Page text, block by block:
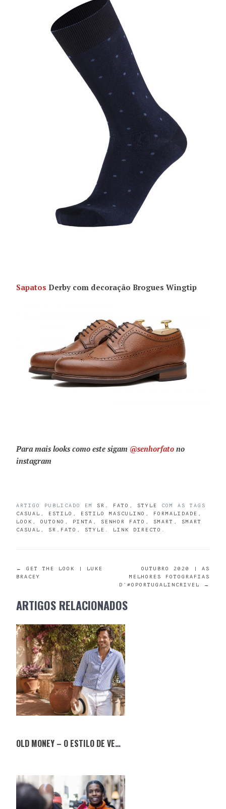
Sapatos Derby com decoração Brogues Wingtip
Para mais looks como este sigam @senhorfato no
instagram
ARTIGO PUBLICADO EM SR. FATO STYLE
COM AS TAGS
CASUAL
ESTILO ESTILO MASCULINO FORMALIDADE
LOOK
OUTONO PINTA SENHOR FATO SMART
SMART
CASUAL
SR.FATO STYLE LINK DIRECTO
POST
NAVIGATION
←
GET THE LOOK | LUKE
BRACEY
OUTUBRO 2020 | AS
MELHORES FOTOGRAFIAS
D’#OPORTUGALINCRIVEL
→
ARTIGOS RELACIONADOS
OLD MONEY – O ESTILO DE VERÃO QUE NUNCA SAI DE MODA